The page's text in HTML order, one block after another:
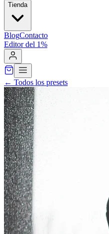
Tienda
BlogContacto
Editor del 1%
← Todos los presets